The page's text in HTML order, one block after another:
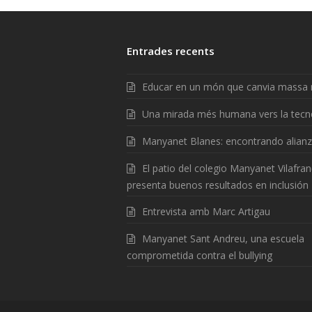
Entrades recents
Educar en un món que canvia massa
Una mirada més humana vers la
Manyanet Blanes: encontrando
El patio del colegio Manyanet
presenta buenos resultados en inclusión
Entrevista amb Marc Artigau
Manyanet Sant Andreu, una escuela
comprometida contra el bullying